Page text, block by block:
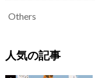
Others
人気の記事